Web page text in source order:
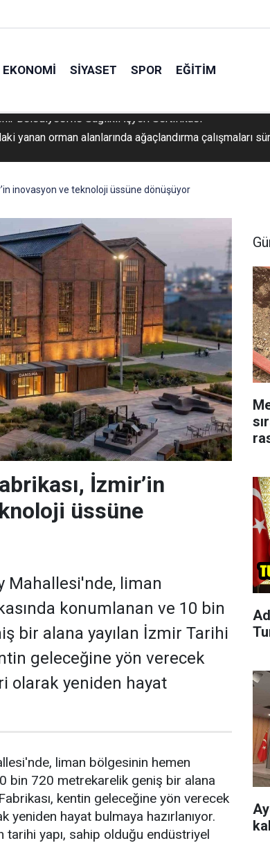
EKONOMI SIYASET SPOR EĞITIM
yanan orman alanlarında ağaçlandırma çalışmaları
inovasyon ve teknoloji üssüne dönüşüyor
İzmir’in
üssüne
Mahallesi'nde, liman
konumlanan ve 10 bin
bir alana yayılan İzmir Tarihi
geleceğine yön verecek
olarak yeniden hayat
liman bölgesinin hemen
bin 720 metrekarelik geniş bir alana
kentin geleceğine yön verecek
hayat bulmaya hazırlanıyor.
yapı, sahip olduğu endüstriyel